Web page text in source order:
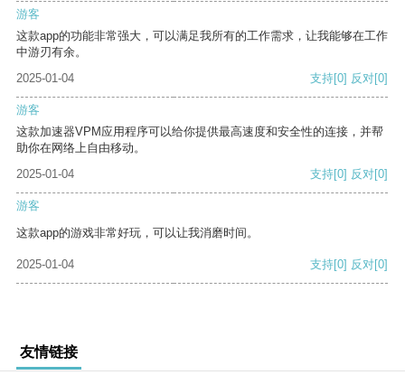
游客
这款app的功能非常强大，可以满足我所有的工作需求，让我能够在工作
中游刃有余。
2025-01-04
支持[0] 反对[0]
游客
这款加速器VPM应用程序可以给你提供最高速度和安全性的连接，并帮
助你在网络上自由移动。
2025-01-04
支持[0] 反对[0]
游客
这款app的游戏非常好玩，可以让我消磨时间。
2025-01-04 支持[0] 反对[0]
友情链接